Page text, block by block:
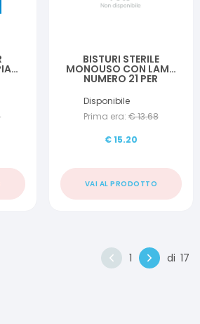
BISTURI STERILE
MONOUSO CON LAMA
NUMERO 21 PER
PICCOLA CHIRURGIA 10
PEZZI
Disponibile
Prima era: €13.68
€15.20
VAI AL PRODOTTO
1 di 17